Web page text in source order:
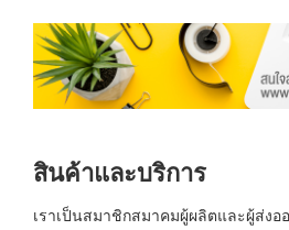
สินค้าและบริการ
เราเป็นสมาชิกสมาคมผู้ผลิตและผู้ส่ง